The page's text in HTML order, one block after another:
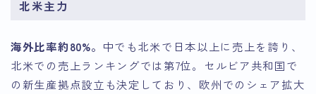
北米主力
海外比率約80%。 中でも北米で日本以上に売上を誇り、
北米での売上ランキングでは第7位。セルビア共和国で
の新生産拠点設立も決定しており、欧州でのシェア拡大